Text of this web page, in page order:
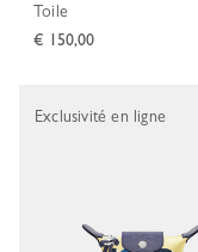
Toile
€ 150,00
Exclusivité en ligne